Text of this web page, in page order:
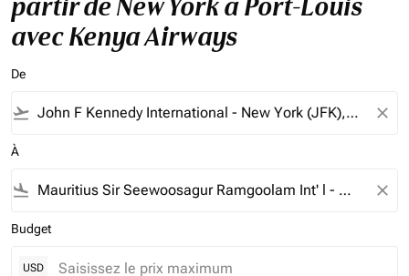
partir de New York à Port-Louis
avec Kenya Airways
De
flight_takeoff close
À
flight_land close
Budget
USD